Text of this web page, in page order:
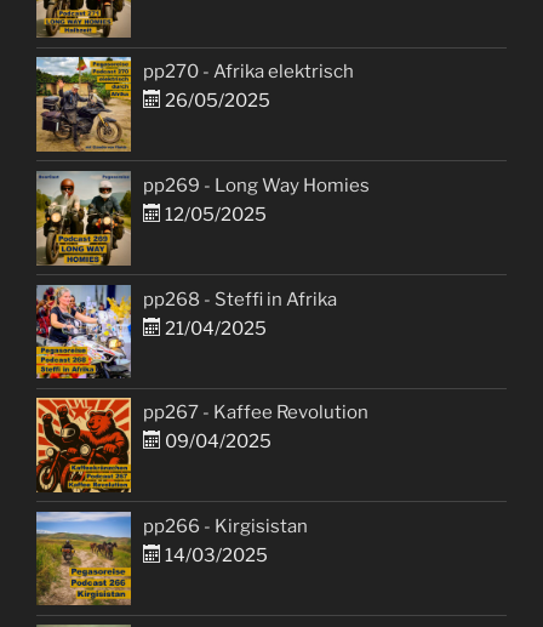
pp270 - Afrika elektrisch
26/05/2025
pp269 - Long Way Homies
12/05/2025
pp268 - Steffi in Afrika
21/04/2025
pp267 - Kaffee Revolution
09/04/2025
pp266 - Kirgisistan
14/03/2025